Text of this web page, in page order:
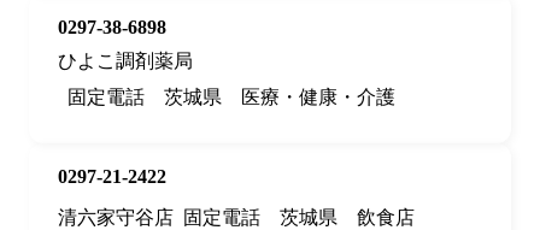
0297-38-6898
ひよこ調剤薬局
固定電話
茨城県 医療・健康・介護
0297-21-2422
清六家守谷店 固定電話 茨城県 飲食店